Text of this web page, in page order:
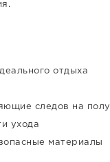
отдыха
следов на полу
ухода
материалы